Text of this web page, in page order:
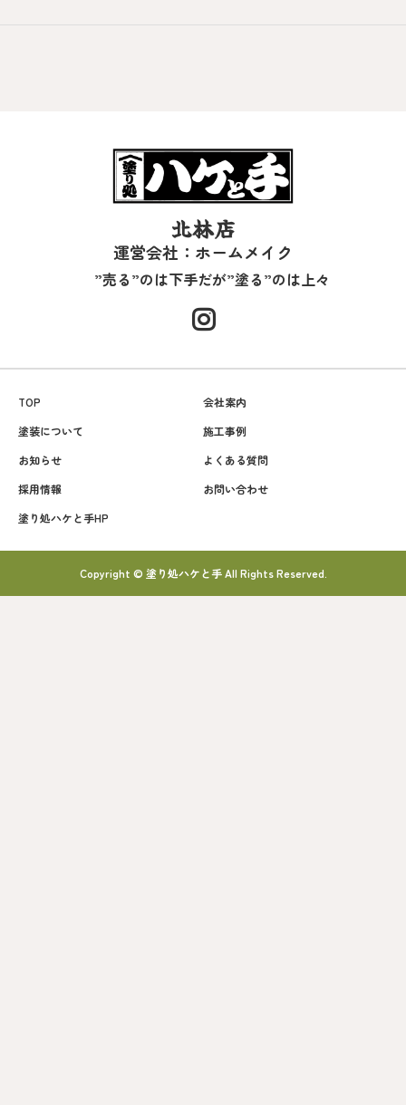
北林店
運営会社：ホームメイク
”売る”のは下手だが”塗る”のは上々
TOP
会社案内
塗装について
施工事例
お知らせ
よくある質問
採用情報
お問い合わせ
塗り処ハケと手HP
Copyright © 塗り処ハケと手 All Rights Reserved.